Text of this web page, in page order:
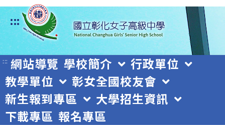
跳
轉
至
主
要
內
容
:::
::: 網站導覽 學校簡介
行政單位
教學單位
彰女全國校友會
新生報到專區
大學招生資訊
下載專區 報名專區